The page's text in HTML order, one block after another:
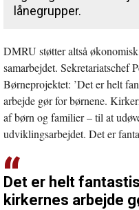
lånegrupper.
DMRU støtter altså
samarbejdet. Sekretariatschef
Børneprojektet: ’Det er helt
arbejde gør for børnene.
af børn og familier – til at
udviklingsarbejdet. Det er
Det er helt
kirkernes arbejde